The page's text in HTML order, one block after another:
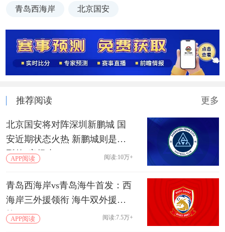
青岛西海岸 北京国安
推荐阅读 更多
北京国安将对阵深圳新鹏城 国
安近期状态火热 新鹏城则是典
型的“客场虫”
APP阅读 阅读:10万+
青岛西海岸vs青岛海牛首发：西
海岸三外援领衔 海牛双外援出
战APP阅读 阅读:7.5万+